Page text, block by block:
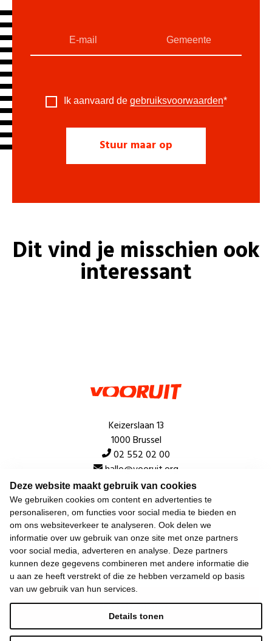
Deze website maakt gebruik van cookies
We gebruiken cookies om content en advertenties te
personaliseren, om functies voor social media te bieden en
om ons websiteverkeer te analyseren. Ook delen we
informatie over uw gebruik van onze site met onze partners
voor social media, adverteren en analyse. Deze partners
kunnen deze gegevens combineren met andere informatie die
u aan ze heeft verstrekt of die ze hebben verzameld op basis
van uw gebruik van hun services.
Details tonen
Ik aanvaard de gebruiksvoorwaarden*
Dit vind je misschien ook
interessant
Keizerslaan 13
1000 Brussel
02 552 02 00
hallo@vooruit.org
Snel
Over de beweging
Algemeen
Laatste nieuws